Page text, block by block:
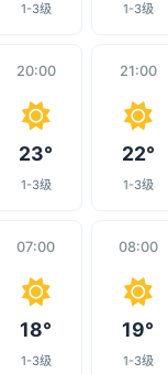
1-3级 1-3级
20:00
23°
1-3级
21:00
22°
1-3级
07:00
18°
1-3级
08:00
19°
1-3级